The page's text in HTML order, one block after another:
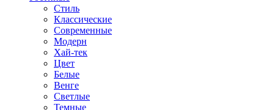
Стиль
Классические
Современные
Модерн
Хай-тек
Цвет
Белые
Венге
Светлые
Темные